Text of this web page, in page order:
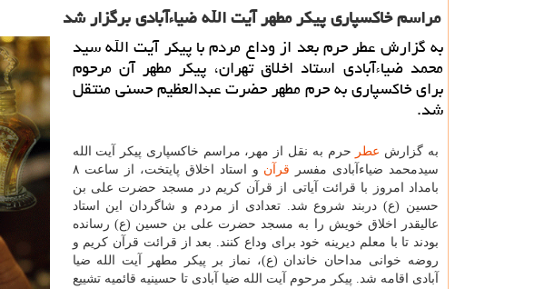
مراسم خاكسپاری پیكر مطهر آیت الله ضیاءآبادی برگزار شد
به گزارش عطر حرم بعد از وداع مردم با پیکر آیت الله سید
محمد ضیاءآبادی استاد اخلاق تهران، پیکر مطهر آن مرحوم
برای خاکسپاری به حرم مطهر حضرت عبدالعظیم حسنی منتقل
شد.
به گزارش عطر حرم به نقل از مهر، مراسم خاکسپاری پیکر آیت الله
سیدمحمد ضیاءآبادی مفسر قرآن
و استاد اخلاق پایتخت، از ساعت ۸
بامداد امروز با قرائت آیاتی از قرآن کریم در مسجد حضرت علی بن
حسین (ع) دربند شروع شد. تعدادی از مردم و شاگردان این استاد
عالیقدر اخلاق خویش را به مسجد حضرت علی بن حسین (ع) رسانده
بودند تا با معلم دیرینه خود برای وداع کنند. بعد از قرائت قرآن کریم و
روضه خوانی مداحان خاندان (ع)، نماز بر پیکر مطهر آیت الله ضیا
آبادی اقامه شد. پیکر مرحوم آیت الله ضیا آبادی تا حسینیه قائمیه تشییع